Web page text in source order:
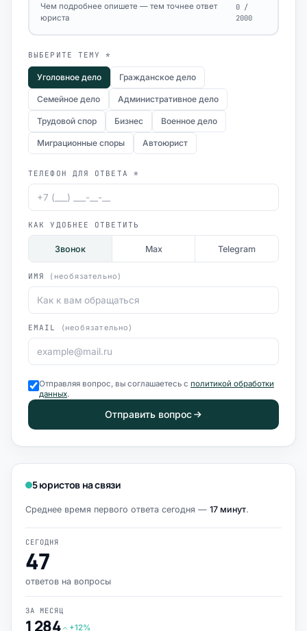
Чем подробнее опишете — тем точнее ответ
юриста
0 /
2000
ВЫБЕРИТЕ ТЕМУ *
Уголовное дело Гражданское дело
Семейное дело Административное дело
Трудовой спор Бизнес Военное дело
Миграционные споры Автоюрист
ТЕЛЕФОН ДЛЯ ОТВЕТА *
КАК УДОБНЕЕ ОТВЕТИТЬ
Звонок Max Telegram
ИМЯ (необязательно)
EMAIL (необязательно)
Отправляя вопрос, вы соглашаетесь с политикой обработки
данных.
Отправить вопрос
5 юристов на связи
Среднее время первого ответа сегодня — 17 минут.
СЕГОДНЯ
47
ответов на вопросы
ЗА МЕСЯЦ
1 284 +12%